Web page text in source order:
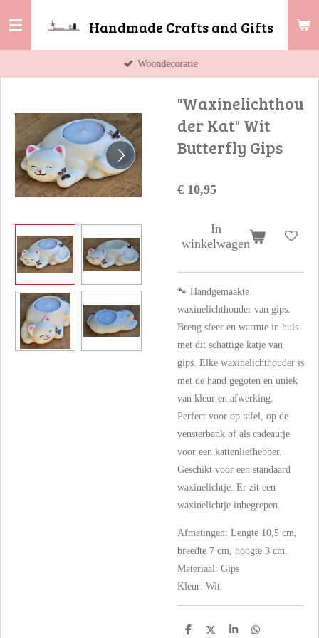
direct
naar
Handmade Crafts and Gifts
Woondecoratie
"Waxinelichthou
der Kat" Wit
Butterfly Gips
€ 10,95
In
winkelwagen
🐾 Handgemaakte
waxinelichthouder van gips.
Breng sfeer en warmte in huis
met dit schattige katje van
gips. Elke waxinelichthouder is
met de hand gegoten en uniek
van kleur en afwerking.
Perfect voor op tafel, op de
vensterbank of als cadeautje
voor een kattenliefhebber.
Geschikt voor een standaard
waxinelichtje. Er zit een
waxinelichtje inbegrepen.
Afmetingen: Lengte 10,5 cm,
breedte 7 cm, hoogte 3 cm.
Materiaal: Gips
Kleur: Wit
D D S D